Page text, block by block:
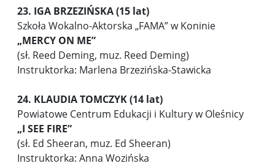
23. IGA BRZEZIŃSKA (15 lat)
Szkoła Wokalno-Aktorska „FAMA” w Koninie
„MERCY ON ME”
(sł. Reed Deming, muz. Reed Deming)
Instruktorka: Marlena Brzezińska-Stawicka
24. KLAUDIA TOMCZYK (14 lat)
Powiatowe Centrum Edukacji i Kultury w Oleśnicy
„I SEE FIRE”
(sł. Ed Sheeran, muz. Ed Sheeran)
Instruktorka: Anna Wozińska